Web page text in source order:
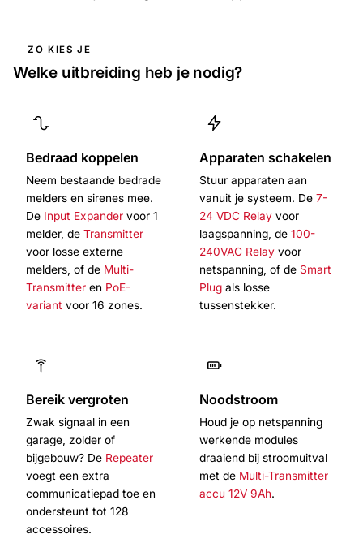
ZO KIES JE
Welke uitbreiding heb je nodig?
Bedraad koppelen
Neem bestaande bedrade
melders en sirenes mee.
De Input Expander voor 1
melder, de Transmitter
voor losse externe
melders, of de Multi-
Transmitter en PoE-
variant voor 16 zones.
Apparaten schakelen
Stuur apparaten aan
vanuit je systeem. De 7-
24 VDC Relay voor
laagspanning, de 100-
240VAC Relay voor
netspanning, of de Smart
Plug als losse
tussenstekker.
Bereik vergroten
Zwak signaal in een
garage, zolder of
bijgebouw? De Repeater
voegt een extra
communicatiepad toe en
ondersteunt tot 128
accessoires.
Noodstroom
Houd je op netspanning
werkende modules
draaiend bij stroomuitval
met de Multi-Transmitter
accu 12V 9Ah.